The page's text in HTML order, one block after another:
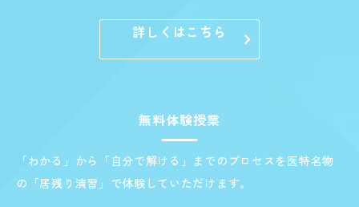
詳しくはこちら
無料体験授業
「わかる」から「自分で解ける」までのプロセスを医特名物
の「居残り演習」で体験していただけます。